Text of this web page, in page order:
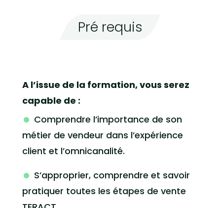
Pré requis
A l’issue de la formation, vous serez
capable de :
Comprendre l’importance de son
métier de vendeur dans l’expérience
client et l’omnicanalité.
S’approprier, comprendre et savoir
pratiquer toutes les étapes de vente